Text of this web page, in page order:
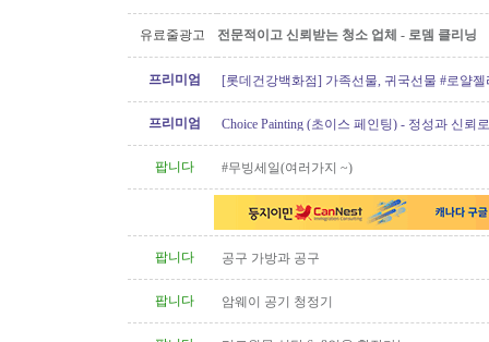
유료줄광고 전문적이고 신뢰받는 청소 업체 - 로뎀 클리닝
프리미엄
[롯데건강백화점] 가족선물, 귀국선물 #로얄젤
프리미엄
Choice Painting (초이스 페인팅) - 정성과 신뢰
팝니다
#무빙세일(여러가지 ~)
팝니다 공구 가방과 공구
팝니다 암웨이 공기 청정기